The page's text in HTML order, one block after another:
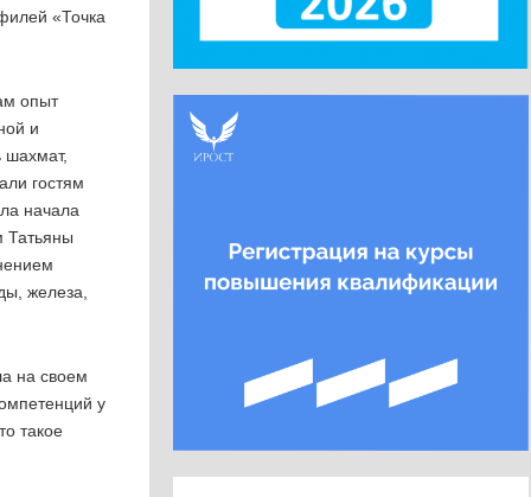
«Точка
опыт
и
шахмат,
гостям
начала
Татьяны
железа,
на своем
у
такое